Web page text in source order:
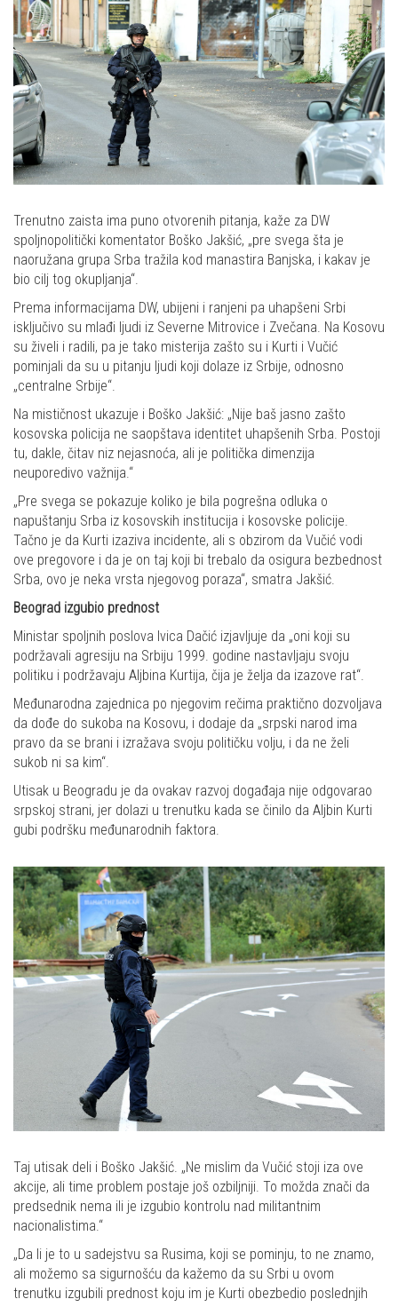
Trenutno zaista ima puno otvorenih pitanja, kaže za DW
spoljnopolitički komentator Boško Jakšić, „pre svega šta je
naoružana grupa Srba tražila kod manastira Banjska, i kakav je
bio cilj tog okupljanja“.
Prema informacijama DW, ubijeni i ranjeni pa uhapšeni Srbi
isključivo su mlađi ljudi iz Severne Mitrovice i Zvečana. Na Kosovu
su živeli i radili, pa je tako misterija zašto su i Kurti i Vučić
pominjali da su u pitanju ljudi koji dolaze iz Srbije, odnosno
„centralne Srbije“.
Na mističnost ukazuje i Boško Jakšić: „Nije baš jasno zašto
kosovska policija ne saopštava identitet uhapšenih Srba. Postoji
tu, dakle, čitav niz nejasnoća, ali je politička dimenzija
neuporedivo važnija.“
„Pre svega se pokazuje koliko je bila pogrešna odluka o
napuštanju Srba iz kosovskih institucija i kosovske policije.
Tačno je da Kurti izaziva incidente, ali s obzirom da Vučić vodi
ove pregovore i da je on taj koji bi trebalo da osigura bezbednost
Srba, ovo je neka vrsta njegovog poraza“, smatra Jakšić.
Beograd izgubio prednost
Ministar spoljnih poslova Ivica Dačić izjavljuje da „oni koji su
podržavali agresiju na Srbiju 1999. godine nastavljaju svoju
politiku i podržavaju Aljbina Kurtija, čija je želja da izazove rat“.
Međunarodna zajednica po njegovim rečima praktično dozvoljava
da dođe do sukoba na Kosovu, i dodaje da „srpski narod ima
pravo da se brani i izražava svoju političku volju, i da ne želi
sukob ni sa kim“.
Utisak u Beogradu je da ovakav razvoj događaja nije odgovarao
srpskoj strani, jer dolazi u trenutku kada se činilo da Aljbin Kurti
gubi podršku međunarodnih faktora.
Taj utisak deli i Boško Jakšić. „Ne mislim da Vučić stoji iza ove
akcije, ali time problem postaje još ozbiljniji. To možda znači da
predsednik nema ili je izgubio kontrolu nad militantnim
nacionalistima.“
„Da li je to u sadejstvu sa Rusima, koji se pominju, to ne znamo,
ali možemo sa sigurnošću da kažemo da su Srbi u ovom
trenutku izgubili prednost koju im je Kurti obezbedio poslednjih